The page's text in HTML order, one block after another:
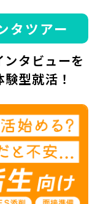
タツアー
タビューを
型就活！